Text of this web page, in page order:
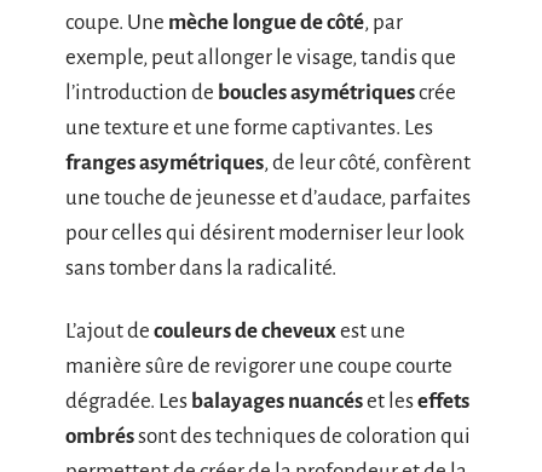
coupe. Une mèche longue de côté, par
exemple, peut allonger le visage, tandis que
l’introduction de boucles asymétriquescrée
une texture et une forme captivantes. Les
franges asymétriques, de leur côté, confèrent
une touche de jeunesse et d’audace, parfaites
pour celles qui désirent moderniser leur look
sans tomber dans la radicalité.
L’ajout de couleurs de cheveuxest une
manière sûre de revigorer une coupe courte
dégradée. Les balayages nuancéset leseffets
ombréssont des techniques de coloration qui